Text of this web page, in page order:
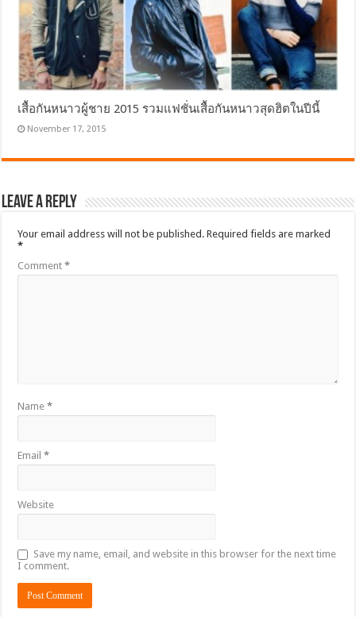
เสื้อกันหนาวผู้ชาย 2015 รวมแฟชั่นเสื้อกันหนาวสุดฮิตในปีนี้
November 17, 2015
Leave a Reply
Your email address will not be published. Required fields are marked
*
Comment*
Name*
Email*
Website
Save my name, email, and website in this browser for the next time
I comment.